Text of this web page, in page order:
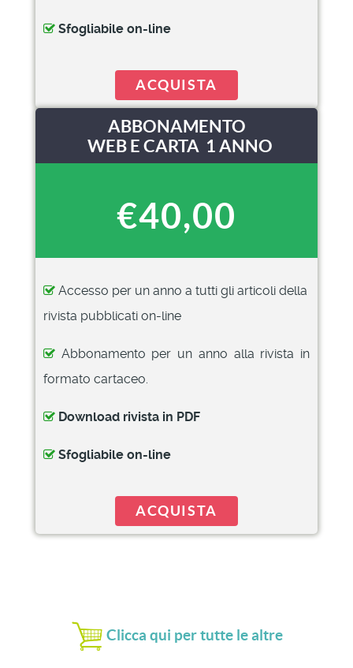
Sfogliabile on-line
ACQUISTA
ABBONAMENTO
WEB E CARTA 1 ANNO
€40,00
Accesso per un anno a tutti gli articoli della
rivista pubblicati on-line
Abbonamento per un anno alla rivista in
formato cartaceo.
Download rivista in PDF
Sfogliabile on-line
ACQUISTA
Clicca qui per tutte le altre